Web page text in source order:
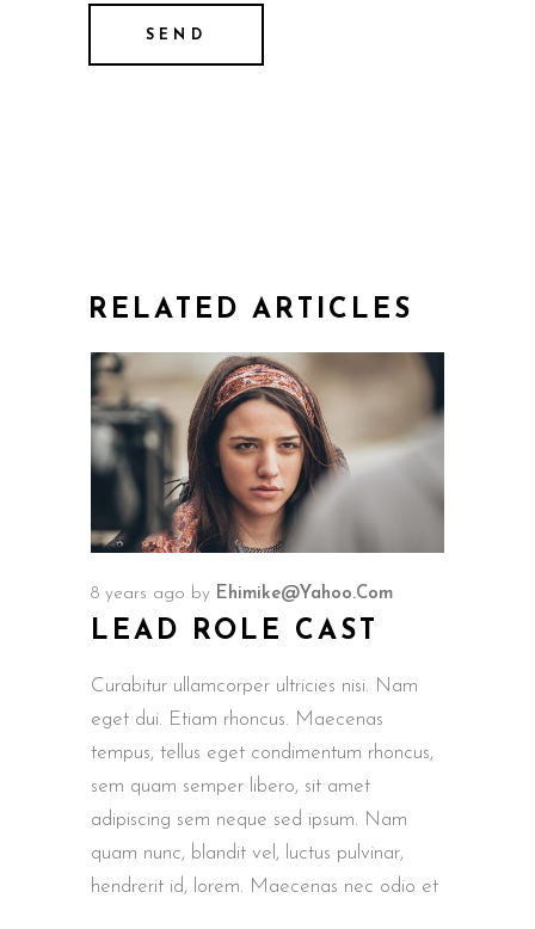
RELATED ARTICLES
8 years ago by Ehimike@yahoo.com
LEAD ROLE CAST
Curabitur ullamcorper ultricies nisi. Nam
eget dui. Etiam rhoncus. Maecenas
tempus, tellus eget condimentum rhoncus,
sem quam semper libero, sit amet
adipiscing sem neque sed ipsum. Nam
quam nunc, blandit vel, luctus pulvinar,
hendrerit id, lorem. Maecenas nec odio et